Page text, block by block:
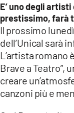
ILREGGINO.IT
ILVIBONESE.IT
E’ uno degli
prestissimo, farà
Il prossimo
dell’Unical sarà
L’artista romano
Brave a Teatro”,
creare
canzoni più e